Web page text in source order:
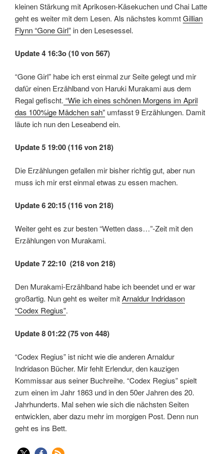
kleinen Stärkung mit Aprikosen-Käsekuchen und Chai Latte
geht es weiter mit dem Lesen. Als nächstes kommtGillian
Flynn “Gone Girl” in den Lesesessel.
Update 4 16:3o (10 von 567)
“Gone Girl” habe ich erst einmal zur Seite gelegt und mir
dafür einen Erzählband von Haruki Murakami aus dem
Regal gefischt. “Wie ich eines schönen Morgens im April
das 100%ige Mädchen sah” umfasst 9 Erzählungen. Damit
läute ich nun den Leseabend ein.
Update 5 19:00 (116 von 218)
Die Erzählungen gefallen mir bisher richtig gut, aber nun
muss ich mir erst einmal etwas zu essen machen.
Update 6 20:15 (116 von 218)
Weiter geht es zur besten “Wetten dass…”-Zeit mit den
Erzählungen von Murakami.
Update 7 22:10 (218 von 218)
Den Murakami-Erzählband habe ich beendet und er war
großartig. Nun geht es weiter mitArnaldur Indridason
“Codex Regius”.
Update 8 01:22 (75 von 448)
“Codex Regius” ist nicht wie die anderen Arnaldur
Indridason Bücher. Mir fehlt Erlendur, den kauzigen
Kommissar aus seiner Buchreihe. “Codex Regius” spielt
zum einen im Jahr 1863 und in den 50er Jahren des 20.
Jahrhunderts. Mal sehen wie sich die nächsten Seiten
entwicklen, aber dazu mehr im morgigen Post. Denn nun
geht es ins Bett.